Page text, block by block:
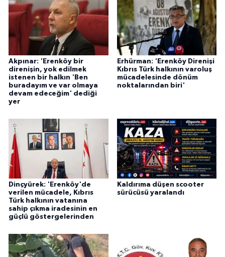
Akpınar: 'Erenköy bir
direnişin, yok edilmek
istenen bir halkın 'Ben
buradayım ve var olmaya
devam edeceğim' dediği
yer
Erhürman: 'Erenköy Direnişi
Kıbrıs Türk halkının varoluş
mücadelesinde dönüm
noktalarından biri'
Dinçyürek: 'Erenköy'de
verilen mücadele, Kıbrıs
Türk halkının vatanına
sahip çıkma iradesinin en
güçlü göstergelerinden
Kaldırıma düşen scooter
sürücüsü yaralandı